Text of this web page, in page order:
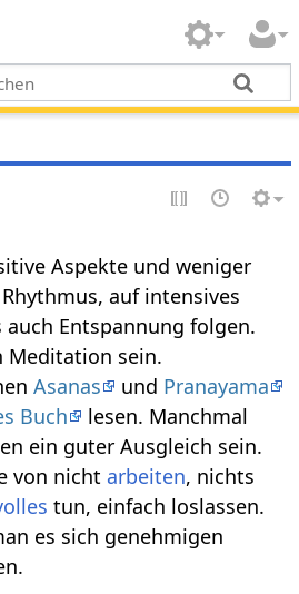
Aspekte und weniger
auf intensives
auch Entspannung folgen.
Meditation sein.
Asanas und Pranayama
Buch
lesen. Manchmal
ein guter Ausgleich sein.
von nicht arbeiten, nichts
tun, einfach loslassen.
es sich genehmigen